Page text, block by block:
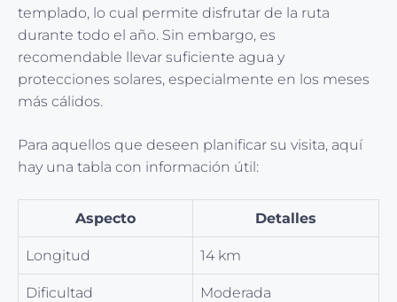
templado, lo cual permite disfrutar de la ruta
durante todo el año. Sin embargo, es
recomendable llevar suficiente agua y
protecciones solares, especialmente en los meses
más cálidos.
Para aquellos que deseen planificar su visita, aquí
hay una tabla con información útil:
Aspecto Detalles
Longitud 14 km
Dificultad Moderada